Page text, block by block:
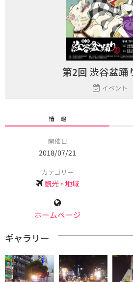
第2回 渋谷盆踊
イベント
情 報
開催日
2018/07/21
カテゴリー
観光・地域
ホームページ
ギャラリー